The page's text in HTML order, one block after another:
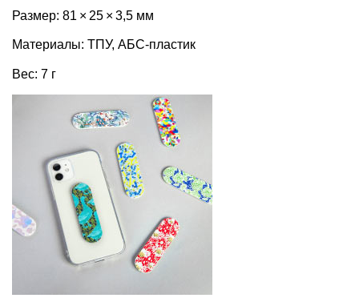
Размер: 81 × 25 × 3,5 мм
Материалы: ТПУ, АБС-пластик
Вес: 7 г